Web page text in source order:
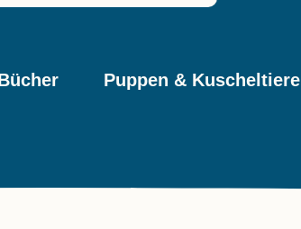
Puppen & Kuscheltiere